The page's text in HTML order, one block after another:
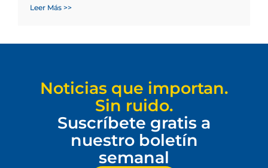
Leer Más >>
Noticias que importan.
Sin ruido.
Suscríbete gratis a
nuestro boletín
semanal